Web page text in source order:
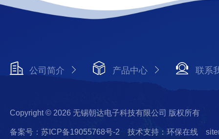
公司简介 产品中心 联系
Copyright © 2026 无锡朝达电子科技有限公司 版权所有
备案号：苏ICP备19055768号-2 技术支持：环保在线